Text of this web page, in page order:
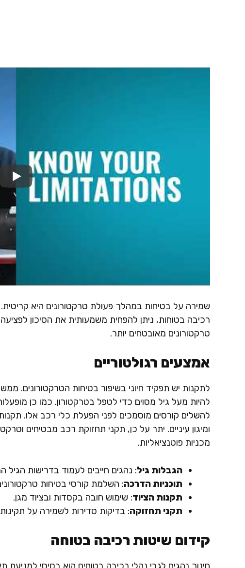
שמירה על בטיחות במהלך פעולת טרקטורונים היא קריטית.
רכיבה בטוחות, ניתן להפחית משמעותית את הסיכון
טרקטורונים מאובטחים יותר.
אמצעים רגולטוריים
לתקנות יש תפקיד חיוני בשיפור בטיחות הטרקטורונים.
להיות מעל גיל מסוים כדי לטפל בטרקטורון. כמו כן
להשלים קורסים מוסמכים לפני הפעלת כלי רכב אלו.
ומיגון עיניים. יתר על כן, תקני תחזוקת רכב מבטיחים
מכניות פוטנציאליות.
הגבלות גיל: נהגים חייבים לעמוד בדרישות הגיל
תוכניות הדרכה: השלמת קורסי בטיחות
תקנות הציוד: שימוש חובה בקסדות ובציוד מגן.
תקני תחזוקה: בדיקות סדירות לשמירה על
קידום שיטות רכיבה בטוחה